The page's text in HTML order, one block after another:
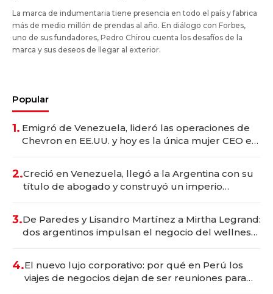
La marca de indumentaria tiene presencia en todo el país y fabrica
más de medio millón de prendas al año. En diálogo con Forbes,
uno de sus fundadores, Pedro Chirou cuenta los desafíos de la
marca y sus deseos de llegar al exterior.
Popular
1. Emigró de Venezuela, lideró las operaciones de
Chevron en EE.UU. y hoy es la única mujer CEO en
2.Creció en Venezuela, llegó a la Argentina con su
título de abogado y construyó un imperio
3.De Paredes y Lisandro Martínez a Mirtha Legrand:
dos argentinos impulsan el negocio del wellness
4.El nuevo lujo corporativo: por qué en Perú los
viajes de negocios dejan de ser reuniones para